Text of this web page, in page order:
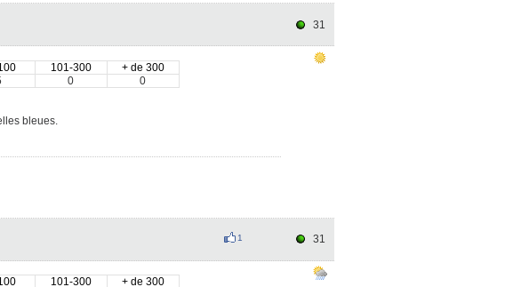
31
101-300
+ de 300
0
0
bleues.
1 31
101-300 + de 300